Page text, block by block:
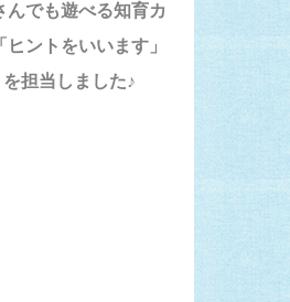
んでも遊べる知育カ
ントをいいます」
担当しました♪